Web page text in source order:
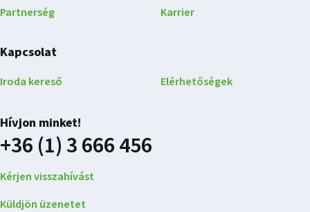
Partnerség Karrier
Kapcsolat
Iroda kereső Elérhetőségek
Hívjon minket!
+36 (1) 3 666 456
Kérjen visszahívást
Küldjön üzenetet